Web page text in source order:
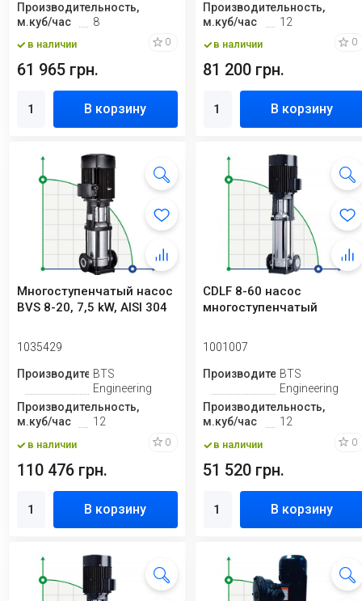
Производительность,
м.куб/час
8
в наличии 0
61 965 грн.
В корзину
Производительность,
м.куб/час
12
в наличии 0
81 200 грн.
В корзину
Многоступенчатый насос
BVS 8-20, 7,5 kW, AISI 304
1035429
ПроизводительBTS
Engineering
Производительность,
м.куб/час
12
в наличии 0
110 476 грн.
В корзину
CDLF 8-60 насос
многоступенчатый
1001007
ПроизводительBTS
Engineering
Производительность,
м.куб/час
12
в наличии 0
51 520 грн.
В корзину